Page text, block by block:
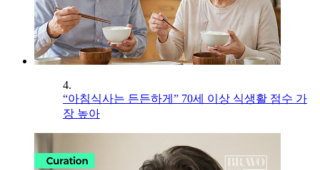
4.
“아침식사는 든든하게” 70세 이상 식생활 점수 가
장 높아